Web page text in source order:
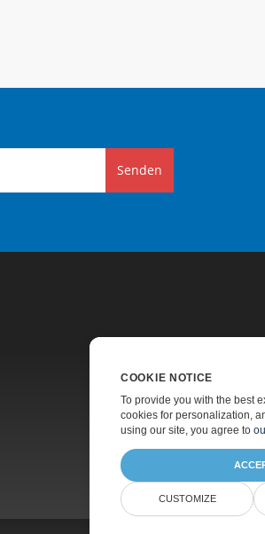
Senden
Preise
Kostenlose
Über
COOKIE NOTICE
To provide you with the best
cookies for personalization,
using our site, you agree to
CUSTOMIZE